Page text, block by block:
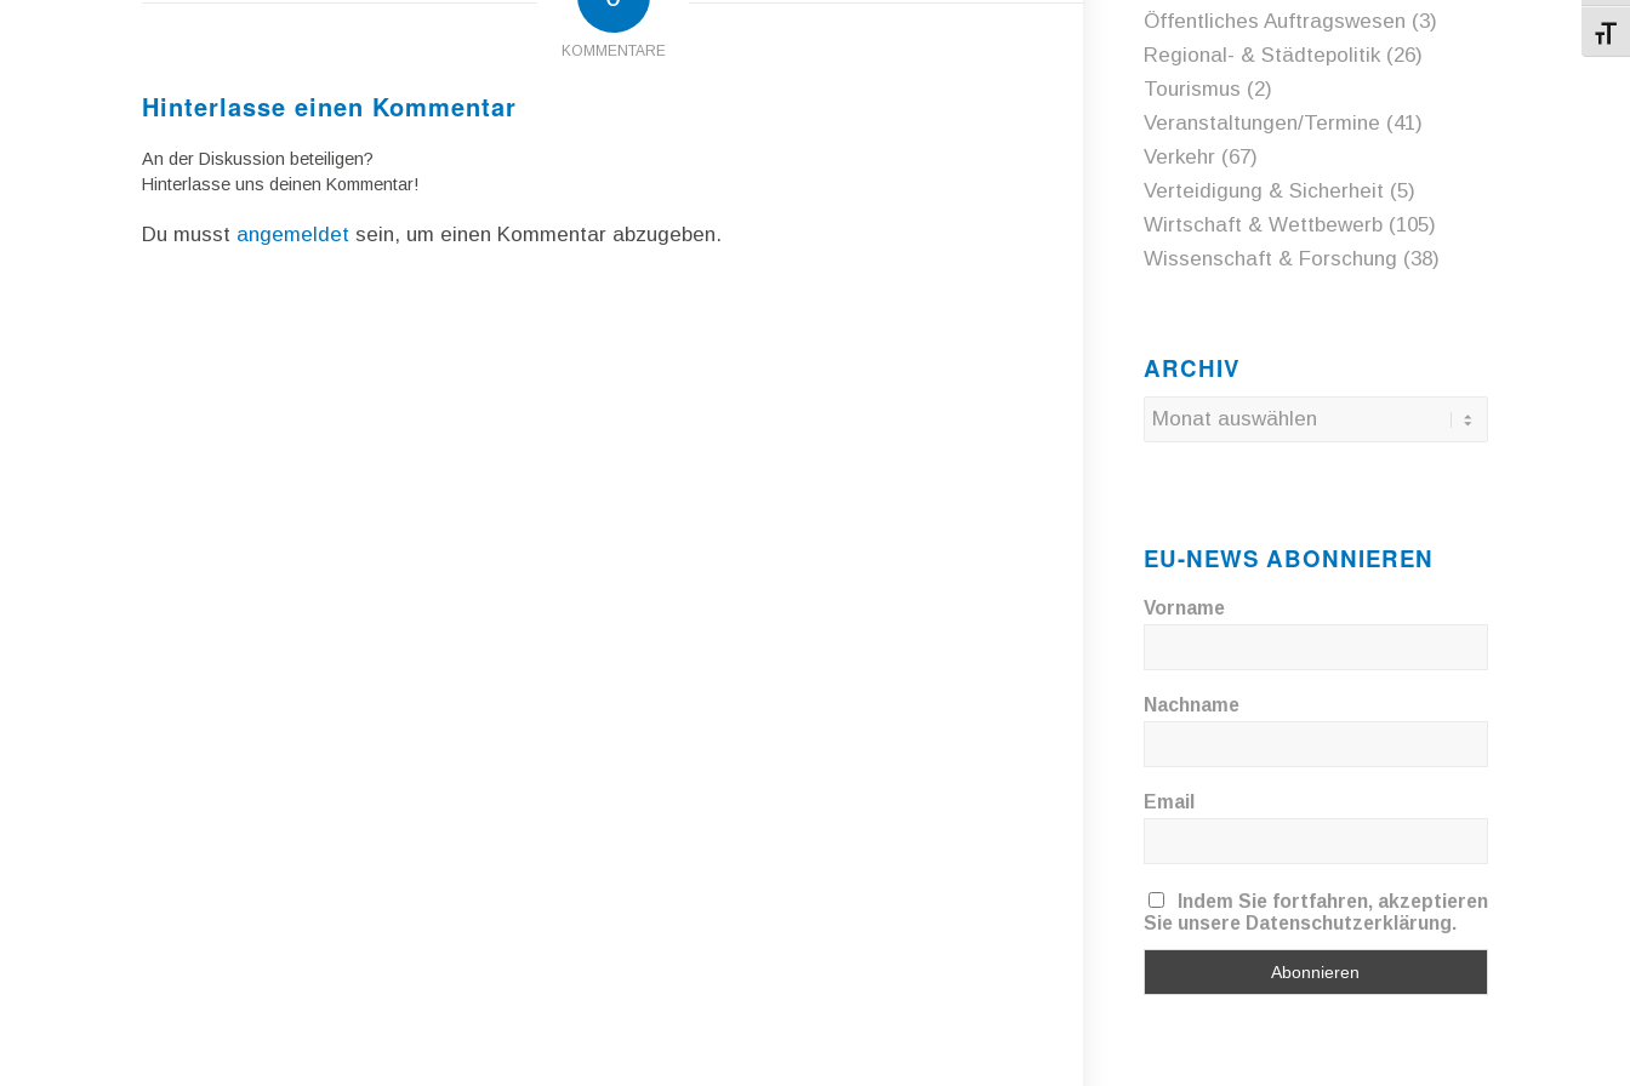
KOMMENTARE
Hinterlasse einen Kommentar
An der Diskussion beteiligen?
Hinterlasse uns deinen Kommentar!
Du musst angemeldet sein, um einen Kommentar abzugeben.
Öffentliches Auftragswesen (3)
Regional- & Städtepolitik(26)
Tourismus (2)
Veranstaltungen/Termine (41)
Verkehr(67)
Verteidigung & Sicherheit (5)
Wirtschaft & Wettbewerb(105)
Wissenschaft & Forschung (38)
ARCHIV
EU-NEWS ABONNIEREN
Vorname
Nachname
Email
Indem Sie fortfahren, akzeptieren
Sie unsere Datenschutzerklärung.